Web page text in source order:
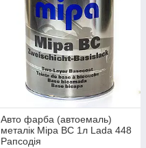
Авто фарба (автоемаль)
металік Mipa BC 1л Lada 448
Рапсодія